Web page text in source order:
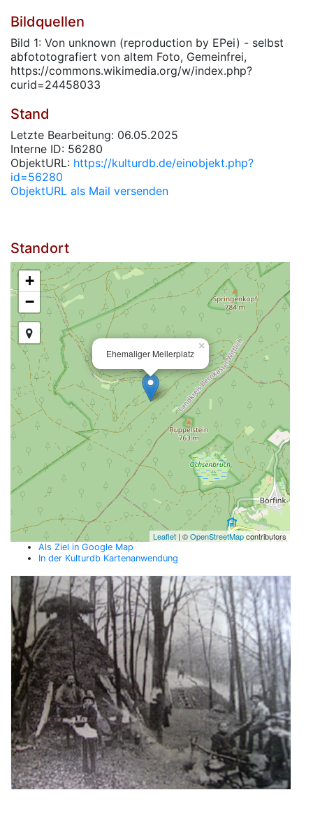
Bildquellen
Bild 1: Von unknown (reproduction by EPei) - selbst
abfototografiert von altem Foto, Gemeinfrei,
https://commons.wikimedia.org/w/index.php?
curid=24458033
Stand
Letzte Bearbeitung: 06.05.2025
Interne ID: 56280
ObjektURL: https://kulturdb.de/einobjekt.php?
id=56280
ObjektURL als Mail versenden
Standort
Ehemaliger Meilerplatz
×
+
−
Leaflet | ©OpenStreetMapcontributors
Als Ziel in Google Map
In der Kulturdb Kartenanwendung